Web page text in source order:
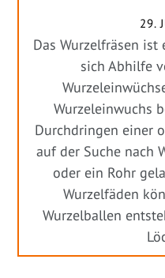
29.
Das Wurzelfräsen
sich Abhilfe
Wurzeleinwuchs
Durchdringen einer
auf der Suche nach
oder ein Rohr
Wurzelfäden
Wurzelballen